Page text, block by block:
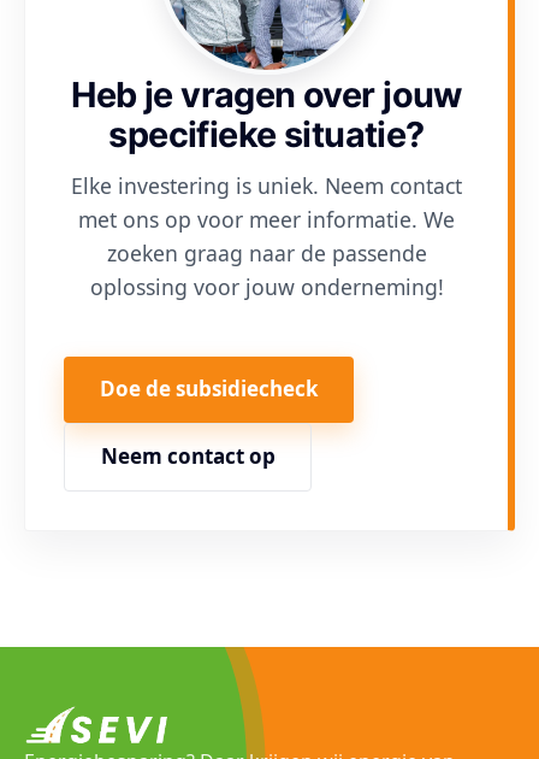
Heb je vragen over jouw
specifieke situatie?
Elke investering is uniek. Neem contact
met ons op voor meer informatie. We
zoeken graag naar de passende
oplossing voor jouw onderneming!
Doe de subsidiecheck
Neem contact op